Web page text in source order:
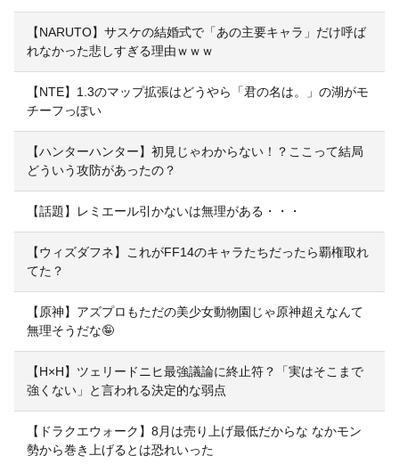
【NARUTO】サスケの結婚式で「あの主要キャラ」だけ呼ば
れなかった悲しすぎる理由ｗｗｗ
【NTE】1.3のマップ拡張はどうやら「君の名は。」の湖がモ
チーフっぽい
【ハンターハンター】初見じゃわからない！？ここって結局
どういう攻防があったの？
【話題】レミエール引かないは無理がある・・・
【ウィズダフネ】これがFF14のキャラたちだったら覇権取れ
てた？
【原神】アズプロもただの美少女動物園じゃ原神超えなんて
無理そうだな🤪
【H×H】ツェリードニヒ最強議論に終止符？「実はそこまで
強くない」と言われる決定的な弱点
【ドラクエウォーク】8月は売り上げ最低だからな なかモン
勢から巻き上げるとは恐れいった